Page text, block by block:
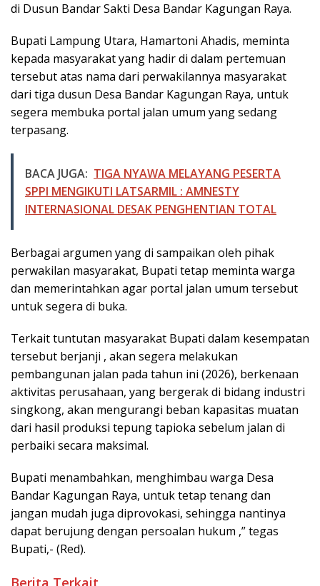
di Dusun Bandar Sakti Desa Bandar Kagungan Raya.
Bupati Lampung Utara, Hamartoni Ahadis, meminta
kepada masyarakat yang hadir di dalam pertemuan
tersebut atas nama dari perwakilannya masyarakat
dari tiga dusun Desa Bandar Kagungan Raya, untuk
segera membuka portal jalan umum yang sedang
terpasang.
BACA JUGA: TIGA NYAWA MELAYANG PESERTA
SPPI MENGIKUTI LATSARMIL : AMNESTY
INTERNASIONAL DESAK PENGHENTIAN TOTAL
Berbagai argumen yang di sampaikan oleh pihak
perwakilan masyarakat, Bupati tetap meminta warga
dan memerintahkan agar portal jalan umum tersebut
untuk segera di buka.
Terkait tuntutan masyarakat Bupati dalam kesempatan
tersebut berjanji , akan segera melakukan
pembangunan jalan pada tahun ini (2026), berkenaan
aktivitas perusahaan, yang bergerak di bidang industri
singkong, akan mengurangi beban kapasitas muatan
dari hasil produksi tepung tapioka sebelum jalan di
perbaiki secara maksimal.
Bupati menambahkan, menghimbau warga Desa
Bandar Kagungan Raya, untuk tetap tenang dan
jangan mudah juga diprovokasi, sehingga nantinya
dapat berujung dengan persoalan hukum ,” tegas
Bupati,- (Red).